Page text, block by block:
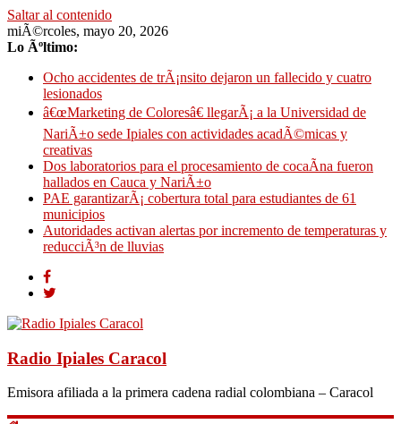
Saltar al contenido
miÃ©rcoles, mayo 20, 2026
Lo Ãºltimo:
Ocho accidentes de trÃ¡nsito dejaron un fallecido y cuatro
lesionados
â€œMarketing de Coloresâ€ llegarÃ¡ a la Universidad de
NariÃ±o sede Ipiales con actividades acadÃ©micas y
creativas
Dos laboratorios para el procesamiento de cocaÃ­na fueron
hallados en Cauca y NariÃ±o
PAE garantizarÃ¡ cobertura total para estudiantes de 61
municipios
Autoridades activan alertas por incremento de temperaturas y
reducciÃ³n de lluvias
Radio Ipiales Caracol
Emisora afiliada a la primera cadena radial colombiana – Caracol